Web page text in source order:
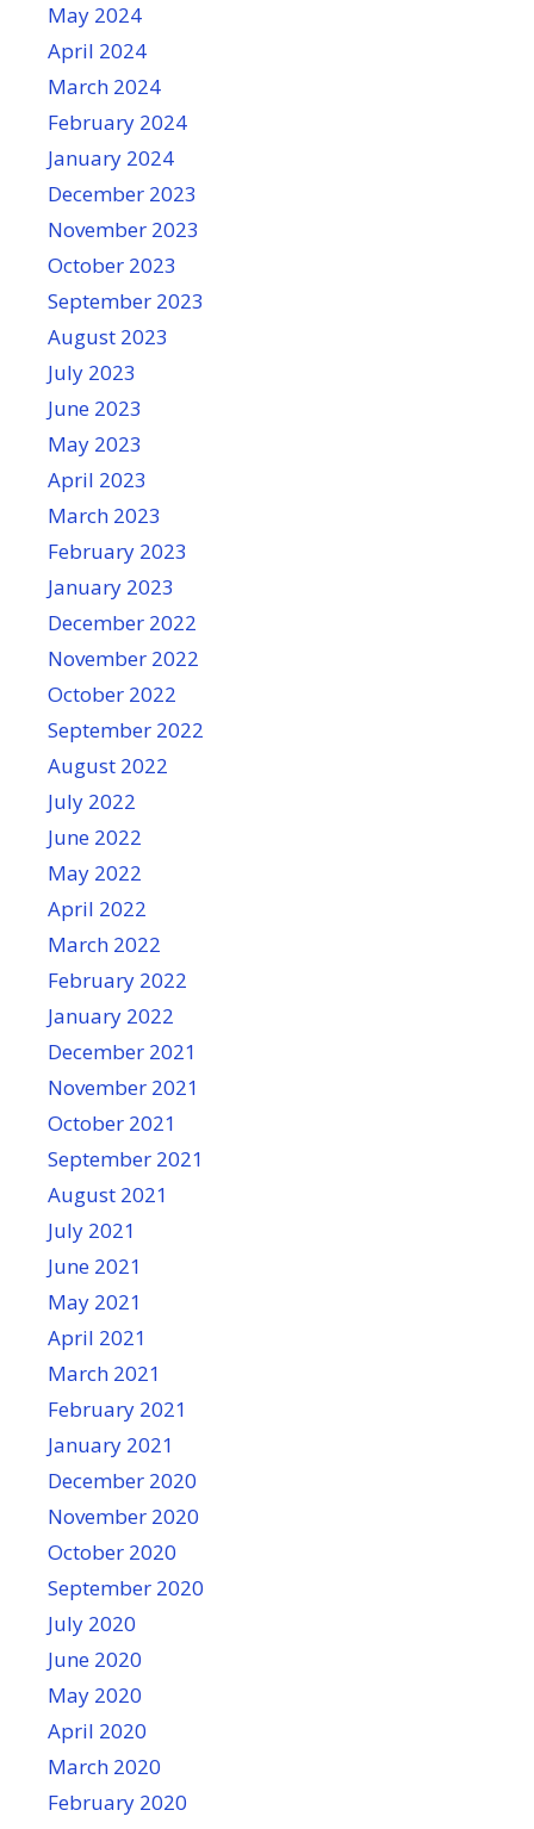
May 2024
April 2024
March 2024
February 2024
January 2024
December 2023
November 2023
October 2023
September 2023
August 2023
July 2023
June 2023
May 2023
April 2023
March 2023
February 2023
January 2023
December 2022
November 2022
October 2022
September 2022
August 2022
July 2022
June 2022
May 2022
April 2022
March 2022
February 2022
January 2022
December 2021
November 2021
October 2021
September 2021
August 2021
July 2021
June 2021
May 2021
April 2021
March 2021
February 2021
January 2021
December 2020
November 2020
October 2020
September 2020
July 2020
June 2020
May 2020
April 2020
March 2020
February 2020